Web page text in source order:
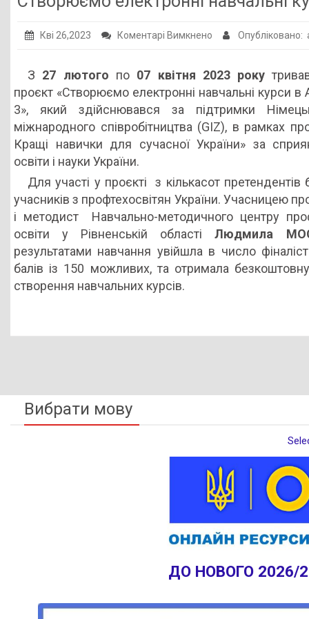
Публічна інформація
Заклади ПТО
Оголошення
Галерея
НМЦ ПТО України
Кві 26,2023 Коментарі Вимкнено до
електронні
навчальні
в
Articulate
З 27 лютого по 07 квітня 2023 року
проєкт «Створюємо електронні навчальні курси
3», який здійснювався за підтримки
міжнародного співробітництва (GIZ), в рамках
Кращі навички для сучасної України» за
освіти і науки України.
Для участі у проєкті з кількасот претендентів
учасників з профтехосвітян України. Учасницею
і методист Навчально-методичного центру
освіти у Рівненській областіЛюдмила
результатами навчання увійшла в число
балів із 150 можливих, та отримала
створення навчальних курсів.
Вибрати мову
ДО НОВОГО 2026/